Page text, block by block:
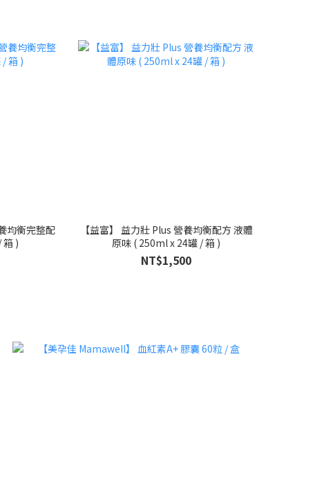
均衡完整配
箱 )
【益富】 益力壯 Plus 營養均衡配方 液體
原味 ( 250ml x 24罐 / 箱 )
NT$1,500